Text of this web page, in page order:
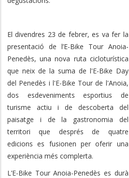
El divendres 23 de febrer, es va fer la
presentació de l’E-Bike Tour Anoia-
Penedès, una nova ruta cicloturística
que neix de la suma de l'E-Bike Day
del Penedès i l'E-Bike Tour de l'Anoia,
dos esdeveniments esportius de
turisme actiu i de descoberta del
paisatge i de la gastronomia del
territori que després de quatre
edicions es fusionen per oferir una
experiència més complerta.
L’E-Bike Tour Anoia-Penedès es durà